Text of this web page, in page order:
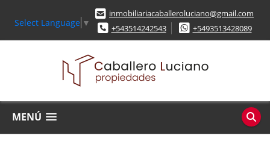
Select Language ▼
inmobiliariacaballeroluciano@gmail.com
+543514242543
+5493513428089
MENÚ